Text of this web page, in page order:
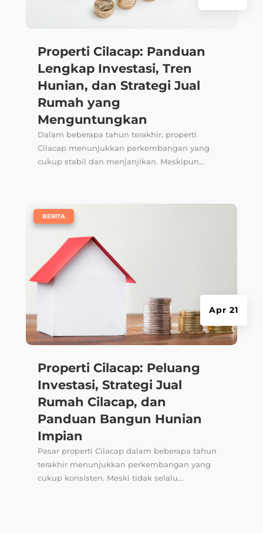
Properti Cilacap: Panduan
Lengkap Investasi, Tren
Hunian, dan Strategi Jual
Rumah yang
Menguntungkan
Dalam beberapa tahun terakhir, properti
Cilacap menunjukkan perkembangan yang
cukup stabil dan menjanjikan. Meskipun...
Properti Cilacap: Peluang
Investasi, Strategi Jual
Rumah Cilacap, dan
Panduan Bangun Hunian
Impian
Apr 21
BERITA
Pasar properti Cilacap dalam beberapa tahun
terakhir menunjukkan perkembangan yang
cukup konsisten. Meski tidak selalu...